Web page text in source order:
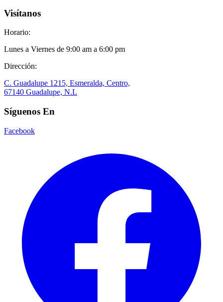
Visítanos
Horario:
Lunes a Viernes de 9:00 am a 6:00 pm
Dirección:
C. Guadalupe 1215, Esmeralda, Centro,
67140 Guadalupe, N.L
Síguenos En
Facebook